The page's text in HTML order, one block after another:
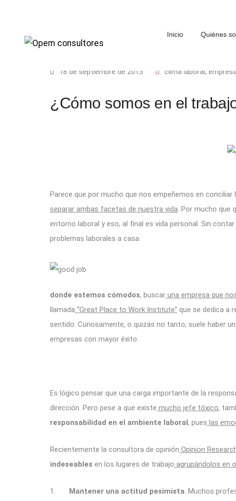
Inicio Quiénes
18 de septiembre de 2013 clima laboral,
¿Cómo somos en el
Parece que por mucho que nos empeñemos en conciliar
separar ambas facetas de nuestra vida. Por mucho que
entorno laboral y eso, al final es vida personal. Sin
problemas laborales a casa.
donde estemos cómodos, buscar una empresa que
llamada “Great Place to Work Institute” que se dedica a
sentido. Curiosamente, o quizás no tanto, suele haber
empresas con mayor éxito.
Es lógico pensar que una carga importante de la
dirección. Pero pese a que existe mucho jefe tóxico,
responsabilidad en el ambiente laboral, pues las
Recientemente la consultora de opinión Opinion
indeseables en los lugares de trabajo agrupándolos en
1. Mantener una actitud pesimista. Muchos